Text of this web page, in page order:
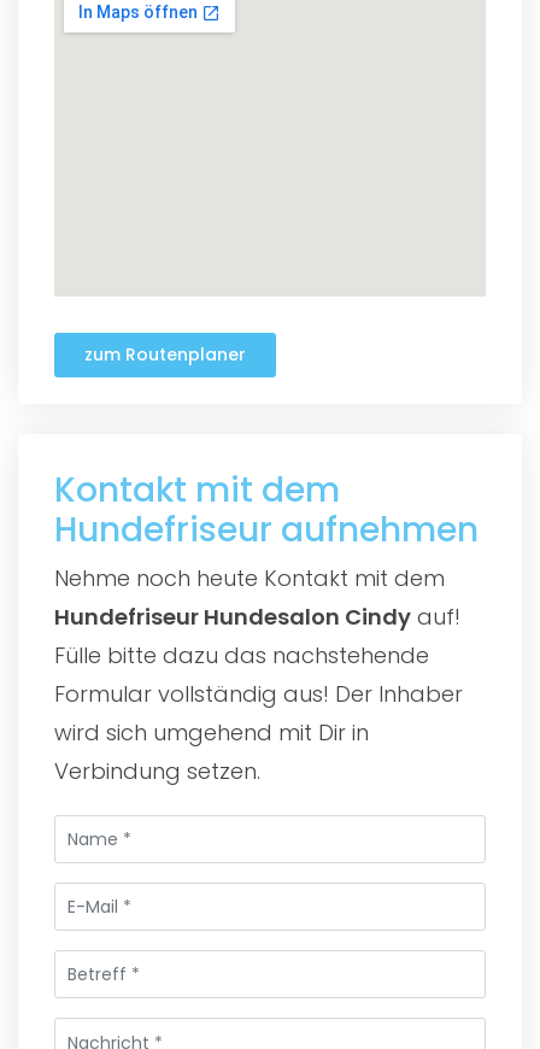
zum Routenplaner
Kontakt mit dem
Hundefriseur aufnehmen
Nehme noch heute Kontakt mit dem
Hundefriseur Hundesalon Cindy auf!
Fülle bitte dazu das nachstehende
Formular vollständig aus! Der Inhaber
wird sich umgehend mit Dir in
Verbindung setzen.